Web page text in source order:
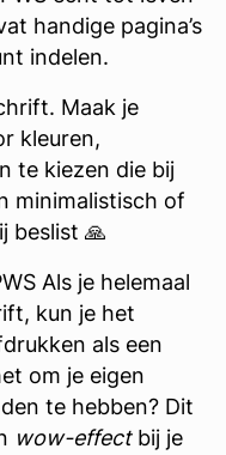
handige pagina’s
indelen.
Maak je
kleuren,
te kiezen die bij
minimalistisch of
beslist 🙏
Als je helemaal
kun je het
als een
om je eigen
te hebben? Dit
wow-effectbij je